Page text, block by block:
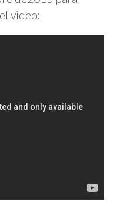
video: